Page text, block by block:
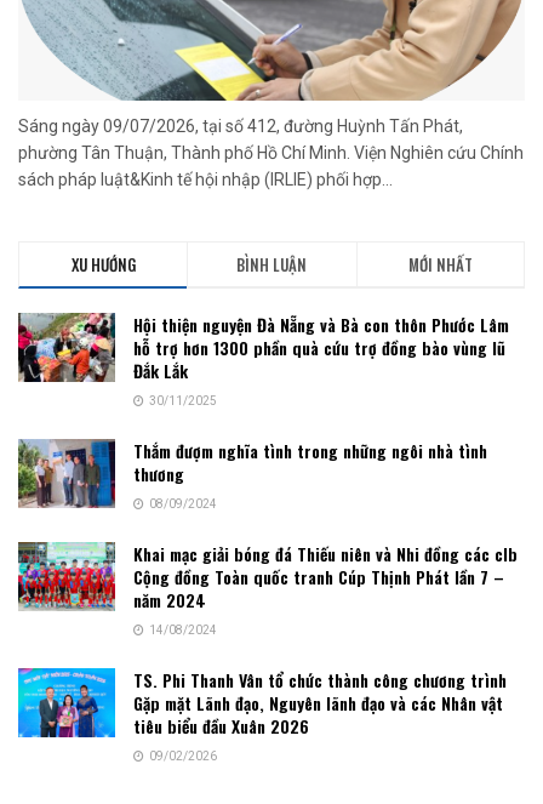
Sáng ngày 09/07/2026, tại số 412, đường Huỳnh Tấn Phát,
phường Tân Thuận, Thành phố Hồ Chí Minh. Viện Nghiên cứu Chính
sách pháp luật&Kinh tế hội nhập (IRLIE) phối hợp...
XU HƯỚNG BÌNH LUẬN MỚI NHẤT
Hội thiện nguyện Đà Nẵng và Bà con thôn Phước Lâm
hỗ trợ hơn 1300 phần quà cứu trợ đồng bào vùng lũ
Đắk Lắk
30/11/2025
Thắm đượm nghĩa tình trong những ngôi nhà tình
thương
08/09/2024
Khai mạc giải bóng đá Thiếu niên và Nhi đồng các clb
Cộng đồng Toàn quốc tranh Cúp Thịnh Phát lần 7 –
năm 2024
14/08/2024
TS. Phi Thanh Vân tổ chức thành công chương trình
Gặp mặt Lãnh đạo, Nguyên lãnh đạo và các Nhân vật
tiêu biểu đầu Xuân 2026
09/02/2026